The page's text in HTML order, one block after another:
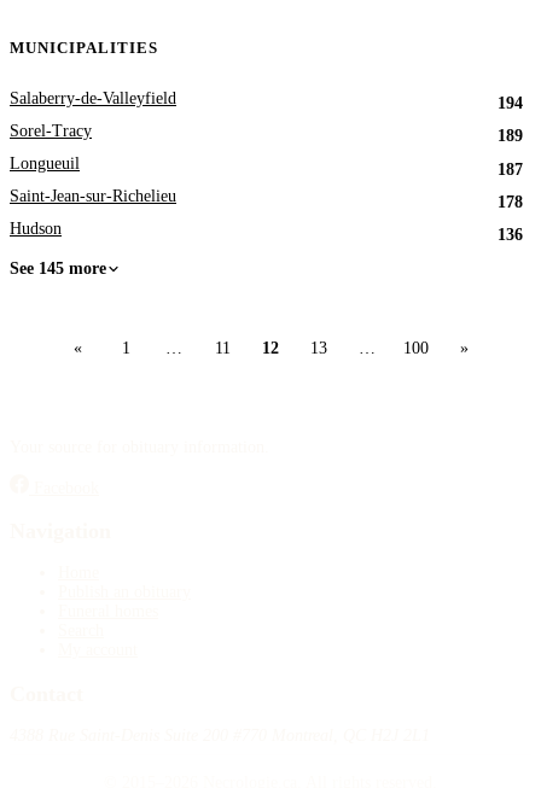
MUNICIPALITIES
Salaberry-de-Valleyfield
194
Sorel-Tracy
189
Longueuil
187
Saint-Jean-sur-Richelieu
178
Hudson
136
See 145 more
« 1 11 12 13 100 »